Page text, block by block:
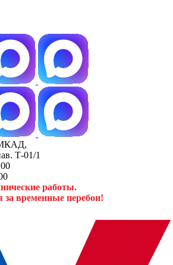
МКАД,
Т-01/1
работы.
временные перебои!